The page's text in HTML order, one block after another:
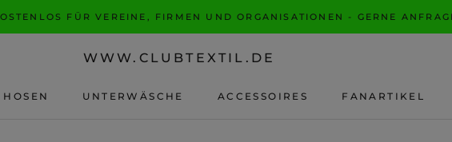
FÜR VEREINE, FIRMEN UND ORGANISATIONEN - GERNE
HOSEN UNTERWÄSCHE ACCESSOIRES
FANARTIKEL
WWW.CLUBTEXTIL.DE